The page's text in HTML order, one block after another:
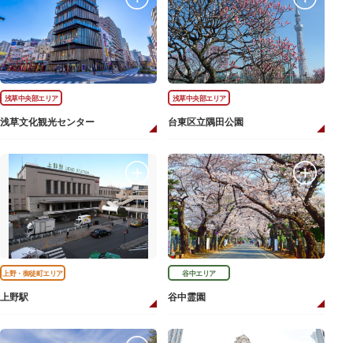
浅草中央部エリア
浅草文化観光センター
浅草中央部エリア
台東区立隅田公園
上野・御徒町エリア
上野駅
谷中エリア
谷中霊園